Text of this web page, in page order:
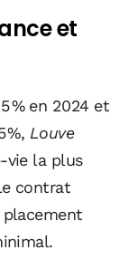
et
% en 2024 et
%, Louve
vie la plus
contrat
placement